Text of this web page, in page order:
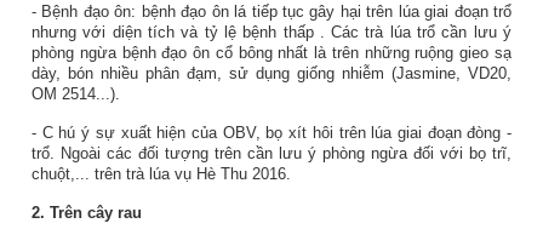
- Bệnh đạo ôn: bệnh đạo ôn lá tiếp tục gây hại trên lúa giai đoạn trổ
nhưng với diện tích và tỷ lệbệnh thấp .Các trà lúa trổ cần lưu ý
phòng ngừa bệnh đạo ôn cổ bông nhất là trên những ruộng gieo sạ
dày, bón nhiều phân đạm,
sử dụng giống nhiễm (Jasmine, VD20,
OM 2514...).
- C hú ý sự xuất hiện của OBV, bọ xít hôi trên lúa giai đoạn đòng -
trổ. Ngoài các đối tượng trên cần lưu ý phòng ngừa đối với bọ trĩ,
chuột,... trên trà lúa vụ Hè Thu 2016.
2. Trên cây rau